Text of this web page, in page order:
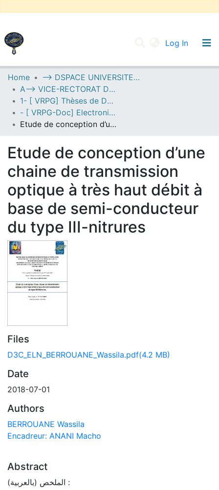
Log In
UNIVERSITY OF D.L SIDI BEL ABBES
Communities & Collections
All of DSpace
Statistics
Home
--> DSPACE UNIVERSITE DJILALLI LIABES DE SIDI BEL ABBES
A--> VICE-RECTORAT DE LA POST-GRADUATION
1- [ VRPG] Thèses de Doctorat
- [ VRPG-Doc] Electronique --- إلكترونيك
Etude de conception d’une chaine de transmission optique à très haut débit à base de semi-conducteur du type III-nitrures
Etude de conception d’une
chaine de transmission
optique à très haut débit à
base de semi-conducteur
du type III-nitrures
Files
D3C_ELN_BERROUANE_Wassila.pdf(4.2 MB)
Date
2018-07-01
Authors
BERROUANE Wassila
Encadreur: ANANI Macho
Abstract
الملخص (بالعربية) :